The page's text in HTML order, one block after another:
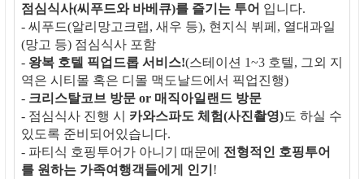
점심식사(씨푸드와 바베큐)를 즐기는 투어 입니다.
- 씨푸드(알리망고크랩, 새우 등), 현지식 뷔페, 열대과일
(망고 등) 점심식사 포함
- 왕복 호텔 픽업드롭 서비스!(스테이션 1~3 호텔, 그외 지
역은 시티몰 혹은 디몰 맥도날드에서 픽업진행)
- 크리스탈코브 방문 or 매직아일랜드 방문
- 점심식사 진행 시 카와스파도 체험(사진촬영)도 하실 수
있도록 준비되어있습니다.
- 파티식 호핑투어가 아니기 때문에 전형적인 호핑투어
를 원하는 가족여행객들에게 인기 !